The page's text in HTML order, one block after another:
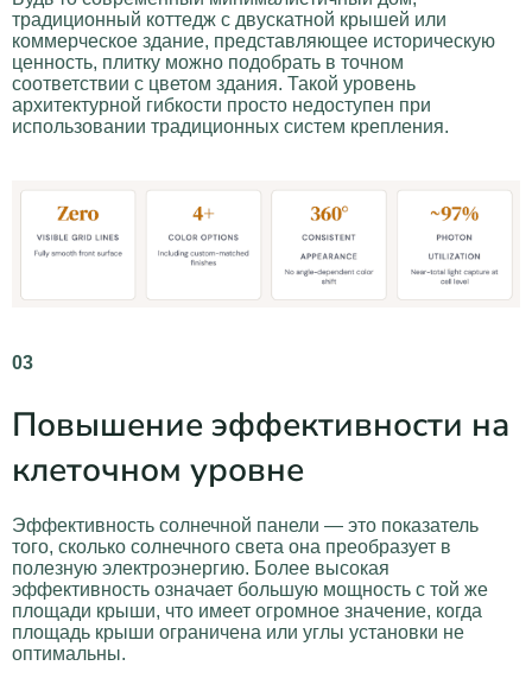
традиционный коттедж с двускатной крышей или
коммерческое здание, представляющее историческую
ценность, плитку можно подобрать в точном
соответствии с цветом здания. Такой уровень
архитектурной гибкости просто недоступен при
использовании традиционных систем крепления.
03
Повышение эффективности на
клеточном уровне
Эффективность солнечной панели — это показатель
того, сколько солнечного света она преобразует в
полезную электроэнергию. Более высокая
эффективность означает большую мощность с той же
площади крыши, что имеет огромное значение, когда
площадь крыши ограничена или углы установки не
оптимальны.